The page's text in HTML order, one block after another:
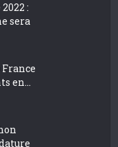
:
sera
en...